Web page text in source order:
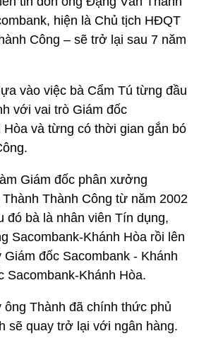
hiện là Chủ tịch HĐQT
Công – sẽ trở lại sau 7 năm
vào việc bà Cẩm Tú từng đầu
với vai trò Giám đốc
Hòa và từng có thời gian gắn bó
Giám đốc phân xưởng
Thành Công từ năm 2002
đó bà là nhân viên Tín dụng,
Sacombank-Khánh Hòa rồi lên
đốc Sacombank - Khánh
Sacombank-Khánh Hòa.
ông Thành đã chính thức phủ
sẽ quay trở lại với ngân hàng.